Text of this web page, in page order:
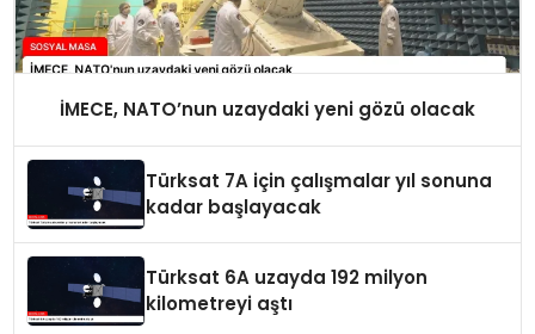
İMECE, NATO’nun uzaydaki yeni gözü olacak
Türksat 7A için çalışmalar yıl sonuna
kadar başlayacak
Türksat 6A uzayda 192 milyon
kilometreyi aştı